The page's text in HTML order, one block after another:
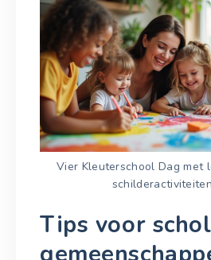
Vier Kleuterschool Dag met
Tips voor